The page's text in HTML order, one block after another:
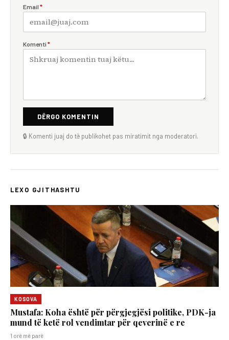
Email *
Komenti *
DËRGO KOMENTIN
🔒 Komenti juaj do të publikohet pas miratimit nga moderatori.
LEXO GJITHASHTU
KOSOVA
Mustafa: Koha është për përgjegjësi politike, PDK-ja
mund të ketë rol vendimtar për qeverinë e re
1 orë më parë